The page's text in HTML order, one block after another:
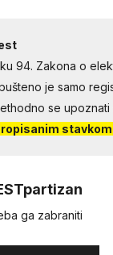
94. Zakona o
je samo
se upoznati
ga zabraniti